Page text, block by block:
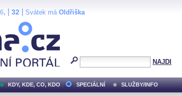
, | 32 Svátek má Oldřiška
NAJDI
KDY, KDE, CO, KDO SPECIÁLNÍ SLUŽBY/INFO